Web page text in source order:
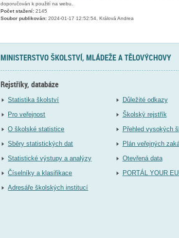
doporučován k použití na webu.
Počet stažení: 2145
Soubor publikován: 2024-01-17 12:52:54, Králová Andrea
MINISTERSTVO ŠKOLSTVÍ, MLÁDEŽE A TĚLOVÝCHOVY
Rejstříky, databáze
Statistika školství
Pro veřejnost
O školské statistice
Sběry statistických dat
Statistické výstupy a analýzy
Číselníky a klasifikace
Adresáře školských institucí
Důležité odkazy
Školský rejstřík
Přehled vysokých
Plán veřejných
Otevřená data
PORTÁL YOUR